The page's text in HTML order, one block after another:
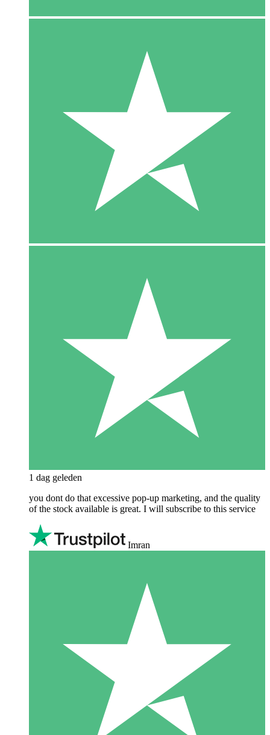
1 dag geleden
you dont do that excessive pop-up marketing, and the quality
of the stock available is great. I will subscribe to this service
Imran